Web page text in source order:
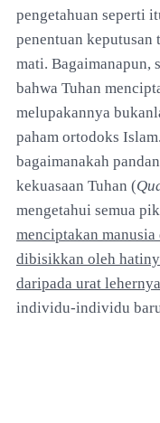
pengetahuan seperti
penentuan keputusan
mati. Bagaimanapun,
bahwa Tuhan
melupakannya
paham ortodoks
bagaimanakah
kekuasaan Tuhan (
mengetahui semua
menciptakan
dibisikkan oleh
daripada urat lehernya
individu-individu